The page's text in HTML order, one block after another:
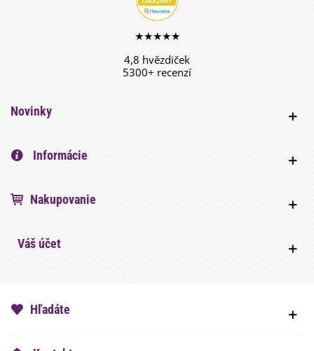
★★★★★
4,8 hvězdiček
5300+ recenzí
Novinky
Informácie
Nakupovanie
Váš účet
Hľadáte